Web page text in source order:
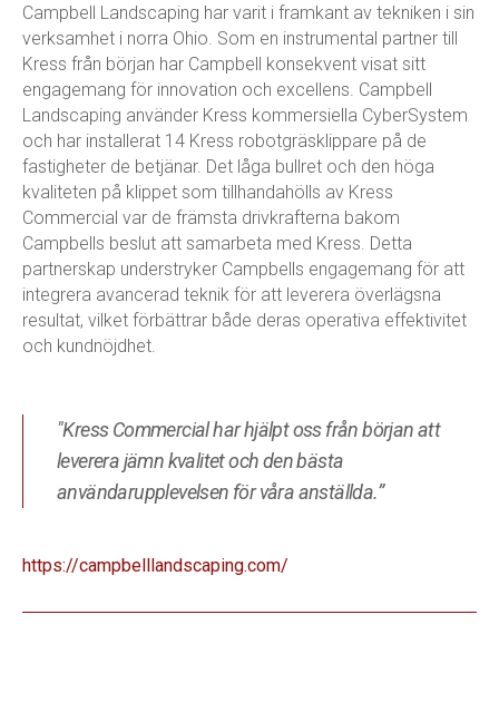
Campbell Landscaping har varit i framkant av tekniken i sin
verksamhet i norra Ohio. Som en instrumental partner till
Kress från början har Campbell konsekvent visat sitt
engagemang för innovation och excellens. Campbell
Landscaping använder Kress kommersiella CyberSystem
och har installerat 14 Kress robotgräsklippare på de
fastigheter de betjänar. Det låga bullret och den höga
kvaliteten på klippet som tillhandahölls av Kress
Commercial var de främsta drivkrafterna bakom
Campbells beslut att samarbeta med Kress. Detta
partnerskap understryker Campbells engagemang för att
integrera avancerad teknik för att leverera överlägsna
resultat, vilket förbättrar både deras operativa effektivitet
och kundnöjdhet.
"Kress Commercial har hjälpt oss från början att
leverera jämn kvalitet och den bästa
användarupplevelsen för våra anställda.”
https://campbelllandscaping.com/